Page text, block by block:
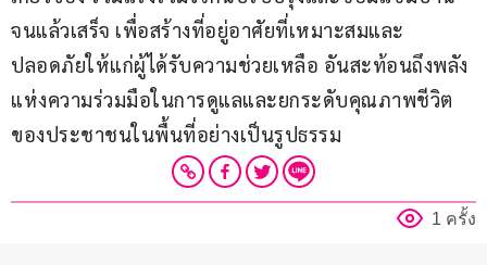
จนแล้วเสร็จ เพื่อสร้างที่อยู่อาศัยที่เหมาะสมและ
ปลอดภัยให้แก่ผู้ได้รับความช่วยเหลือ อันสะท้อนถึงพลัง
แห่งความร่วมมือในการดูแลและยกระดับคุณภาพชีวิต
ของประชาชนในพื้นที่อย่างเป็นรูปธรรม
1 ครั้ง